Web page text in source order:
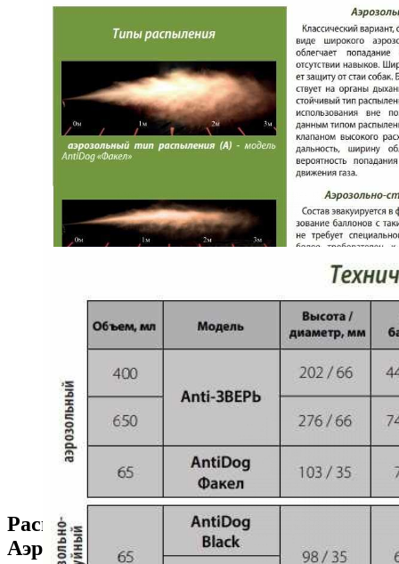
Распылитель Техкрим AntiDog
Аэрозольно-Струйный 65 мл